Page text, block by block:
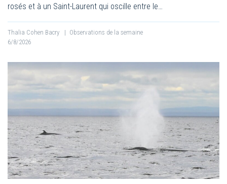
rosés et à un Saint-Laurent qui oscille entre le…
Thalia Cohen Bacry | Observations de la semaine
6/8/2026